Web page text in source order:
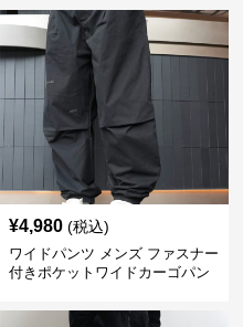
¥4,980 (税込)
ワイドパンツ メンズ ファスナー
付きポケットワイドカーゴパン